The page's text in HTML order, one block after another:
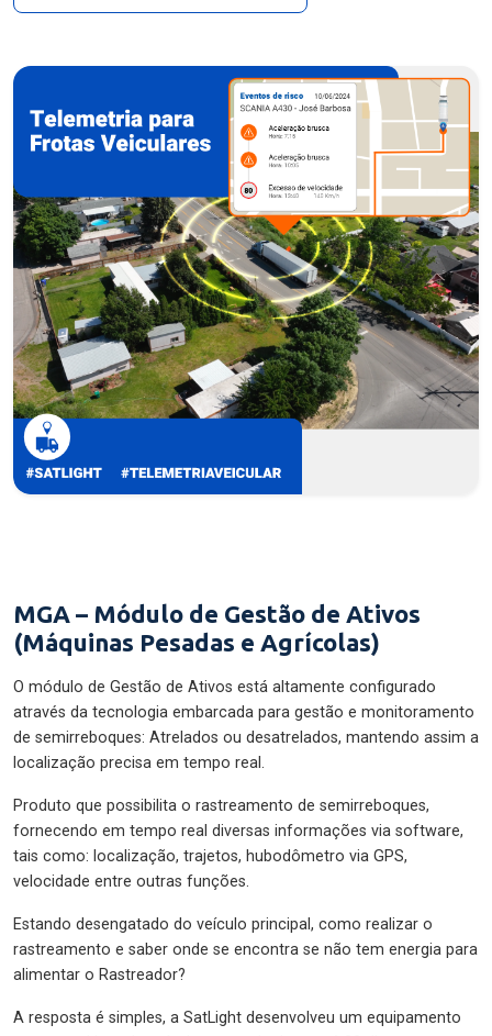
MGA – Módulo de Gestão de Ativos
(Máquinas Pesadas e Agrícolas)
O módulo de Gestão de Ativos está altamente configurado
através da tecnologia embarcada para gestão e monitoramento
de semirreboques: Atrelados ou desatrelados, mantendo assim a
localização precisa em tempo real.
Produto que possibilita o rastreamento de semirreboques,
fornecendo em tempo real diversas informações via software,
tais como: localização, trajetos, hubodômetro via GPS,
velocidade entre outras funções.
Estando desengatado do veículo principal, como realizar o
rastreamento e saber onde se encontra se não tem energia para
alimentar o Rastreador?
A resposta é simples, a SatLight desenvolveu um equipamento